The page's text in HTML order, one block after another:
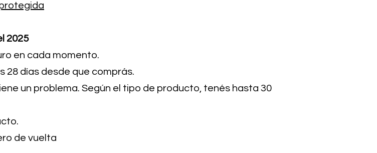
2025
en cada momento.
28 días desde que comprás.
un problema. Según el tipo de producto, tenés hasta 30
.
de vuelta